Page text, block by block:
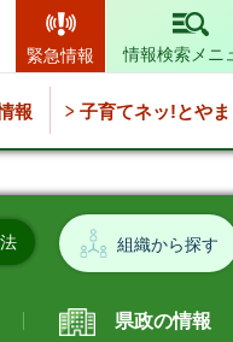
緊急情報
情報検索メニ
報 子育てネッ!とやま
組織から探す
県政の情報